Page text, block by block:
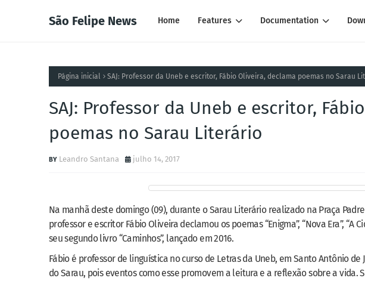
São Felipe News Home Features Documentation
Página inicial SAJ: Professor da Uneb e escritor, Fábio Oliveira, declama poemas no Sarau
SAJ: Professor da Uneb e escritor,
poemas no Sarau Literário
Leandro Santana julho 14, 2017
Na manhã deste domingo (09), durante o Sarau Literário realizado na Praça
professor e escritor Fábio Oliveira declamou os poemas “Enigma”, “Nova Era”, “A
seu segundo livro “Caminhos”, lançado em 2016.
Fábio é professor de linguística no curso de Letras da Uneb, em Santo Antônio
do Sarau, pois eventos como esse promovem a leitura e a reflexão sobre a